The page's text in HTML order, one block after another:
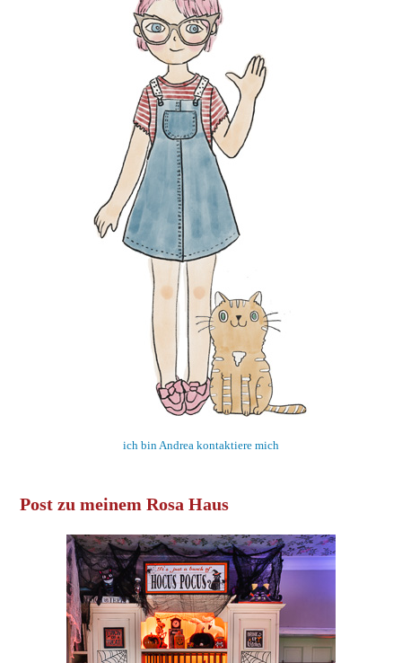
ich bin Andrea kontaktiere mich
Post zu meinem Rosa Haus